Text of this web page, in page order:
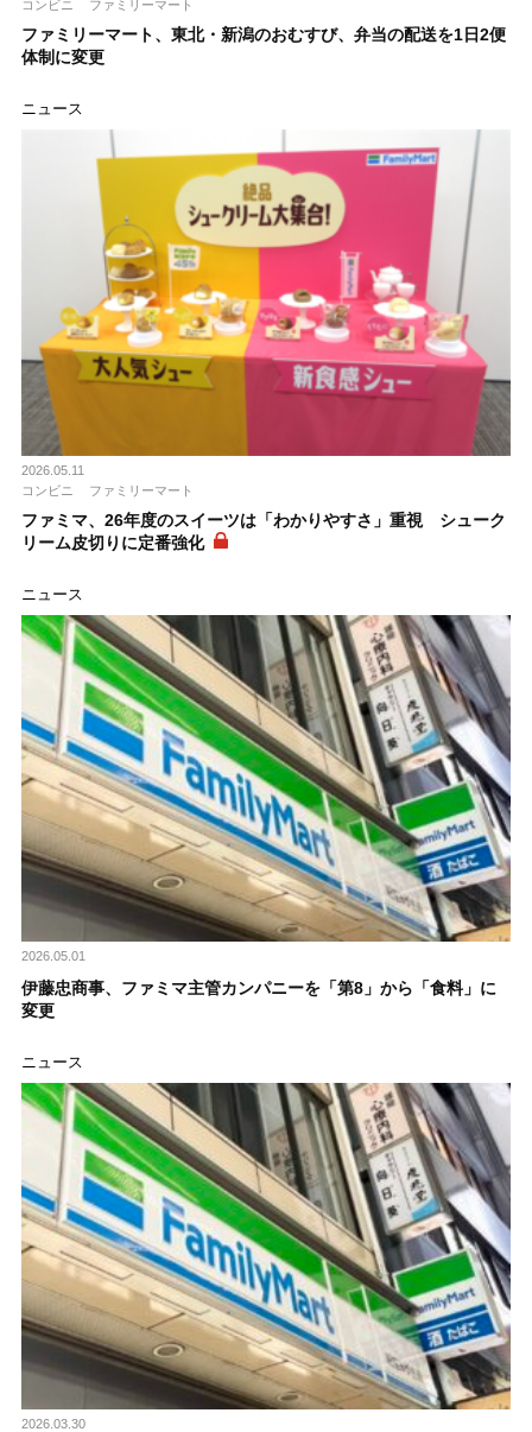
コンビニ ファミリーマート
ファミリーマート、東北・新潟のおむすび、弁当の配送を1日2便
体制に変更
ニュース
2026.05.11
コンビニ
ファミリーマート
ファミマ、26年度のスイーツは「わかりやすさ」重視 シューク
リーム皮切りに定番強化
ニュース
2026.05.01
伊藤忠商事、ファミマ主管カンパニーを「第8」から「食料」に
変更
ニュース
2026.03.30